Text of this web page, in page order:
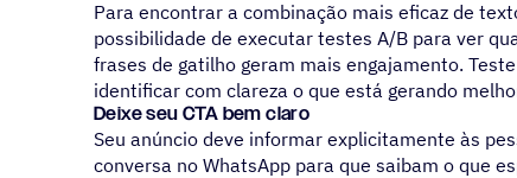
Para encontrar a combinação mais eficaz de
possibilidade de executar testes A/B para ver
frases de gatilho geram mais engajamento.
identificar com clareza o que está gerando
Deixe seu CTA bem claro
Seu anúncio deve informar explicitamente às
conversa no WhatsApp para que saibam o que